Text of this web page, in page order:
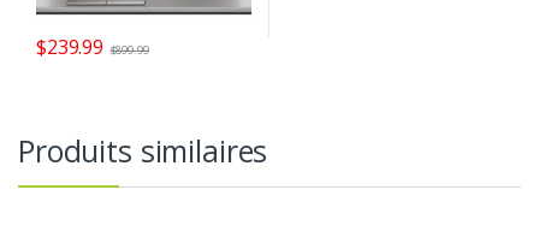
$239.99 $899.99
Produits similaires